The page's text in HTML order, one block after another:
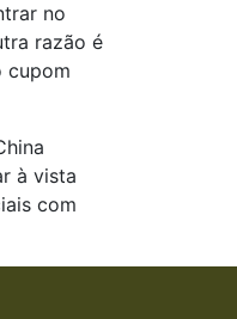
no
razão é
cupom
à vista
com